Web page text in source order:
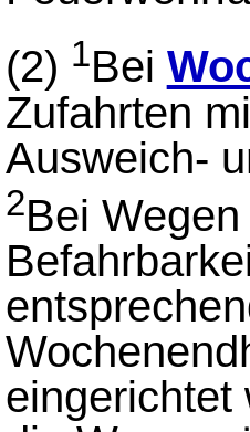
(2) 1Bei
Zufahrten
Ausweich-
2Bei
eingerichtet